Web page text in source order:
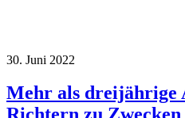
30. Juni 2022
Mehr als dreijährige